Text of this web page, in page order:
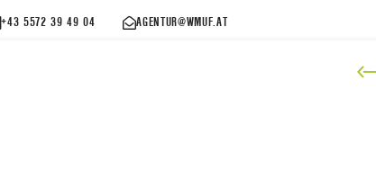
+43 5572 39 49 04 AGENTUR@WMUF.AT